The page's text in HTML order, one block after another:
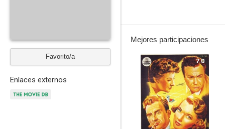
Favorito/a
Enlaces externos
Mejores participaciones
7.0